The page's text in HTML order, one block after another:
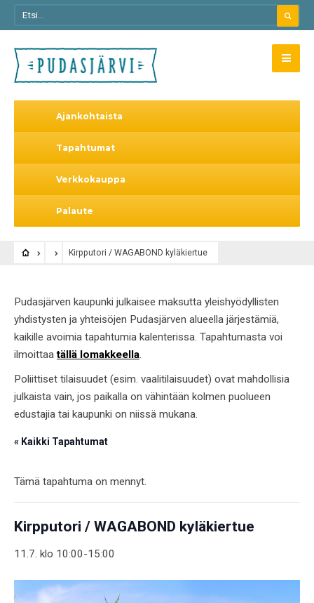
Ajankohtaista
Tapahtumat
Verkkokauppa
Palaute
Kirpputori / WAGABOND kyläkiertue
Pudasjärven kaupunki julkaisee maksutta yleishyödyllisten
yhdistysten ja yhteisöjen Pudasjärven alueella järjestämiä,
kaikille avoimia tapahtumia kalenterissa. Tapahtumasta voi
ilmoittaatällä lomakkeella.
Poliittiset tilaisuudet (esim. vaalitilaisuudet) ovat mahdollisia
julkaista vain, jos paikalla on vähintään kolmen puolueen
edustajia tai kaupunki on niissä mukana.
« Kaikki Tapahtumat
Tämä tapahtuma on mennyt.
Kirpputori / WAGABOND kyläkiertue
11.7. klo 10:00-15:00